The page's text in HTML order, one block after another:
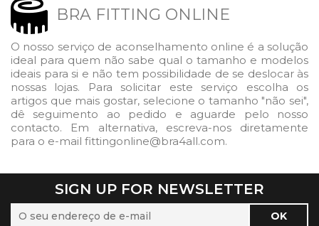
BRA FITTING ONLINE
O nosso serviço de aconselhamento online é a solução
ideal para quem não sabe qual o tamanho e modelos
ideais para si e não tem possibilidade de se deslocar às
nossas lojas. Para solicitar este serviço escolha os
artigos que mais gostar, selecione o tamanho "não sei",
dê seguimento ao pedido e aguarde pelo nosso
contacto. Em alternativa, escreva-nos diretamente
para o e-mail fittingonline@bra4all.com.
SIGN UP FOR NEWSLETTER